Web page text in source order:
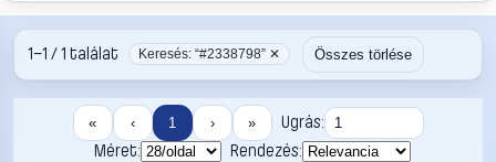
1–1 / 1 találat Keresés: “#2338798” ✕ Összes törlése
« ‹ 1 › »
Ugrás:
Méret:
Rendezés: